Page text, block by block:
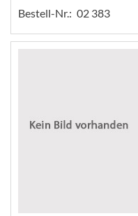
Bestell-Nr.: 02 383